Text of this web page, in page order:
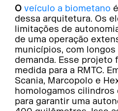
Oveículo a biometano
dessa arquitetura. Os
limitações de
de uma operação
municípios, com
demanda. Esse
medida para a RMTC.
Scania, Marcopolo e
homologamos
para garantir uma